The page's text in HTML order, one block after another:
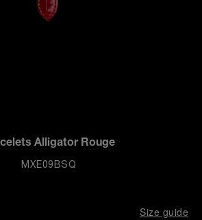
Alligator Rouge
MXE09BSQ
Size guide